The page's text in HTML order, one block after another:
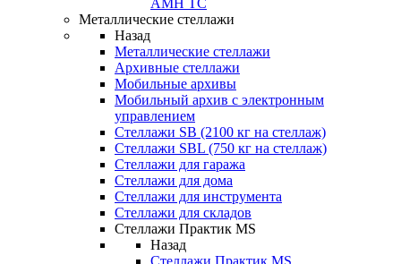
AMH TC
Металлические стеллажи
Назад
Металлические стеллажи
Архивные стеллажи
Мобильные архивы
Мобильный архив с электронным
управлением
Стеллажи SB (2100 кг на стеллаж)
Стеллажи SBL (750 кг на стеллаж)
Стеллажи для гаража
Стеллажи для дома
Стеллажи для инструмента
Стеллажи для складов
Стеллажи Практик MS
Назад
Стеллажи Практик MS